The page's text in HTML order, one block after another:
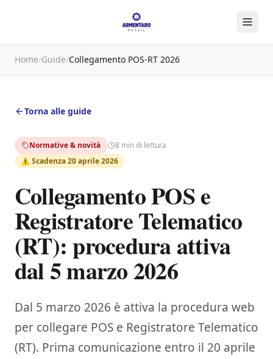
Home/Guide/Collegamento POS-RT 2026
Torna alle guide
Normative & novità
8 min di lettura
⚠️ Scadenza 20 aprile 2026
Collegamento POS e
Registratore Telematico
(RT): procedura attiva
dal 5 marzo 2026
Dal 5 marzo 2026 è attiva la procedura web
per collegare POS e Registratore Telematico
(RT). Prima comunicazione entro il 20 aprile